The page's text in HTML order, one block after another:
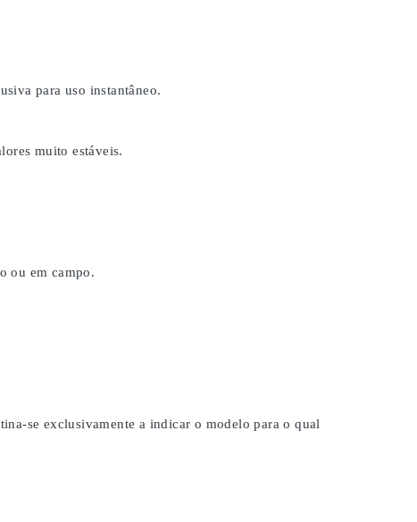
para uso instantâneo.
muito estáveis.
ou em campo.
se exclusivamente a indicar o modelo para o qual